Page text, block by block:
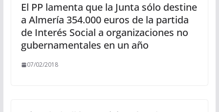
El PP lamenta que la Junta sólo destine
a Almería 354.000 euros de la partida
de Interés Social a organizaciones no
gubernamentales en un año
07/02/2018